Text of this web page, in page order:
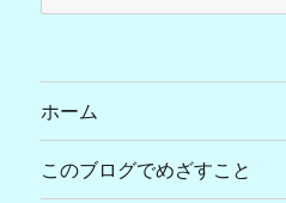
索
象:
ホーム
このブログでめざすこと